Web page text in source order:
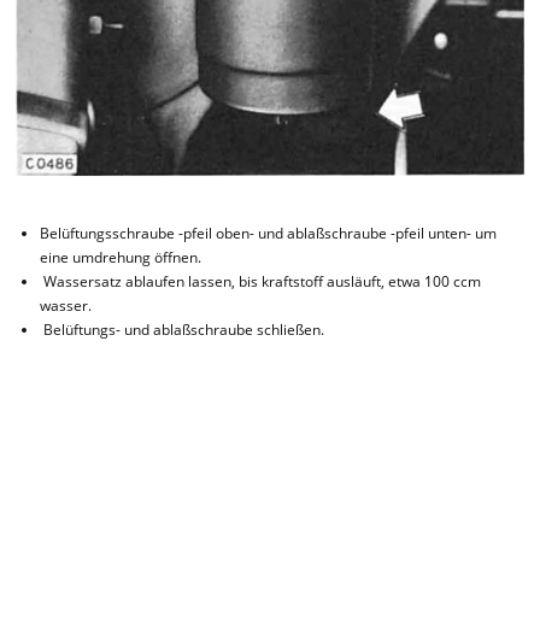
Belüftungsschraube -pfeil oben- und ablaßschraube -pfeil unten- um
eine umdrehung öffnen.
Wassersatz ablaufen lassen, bis kraftstoff ausläuft, etwa 100 ccm
wasser.
Belüftungs- und ablaßschraube schließen.